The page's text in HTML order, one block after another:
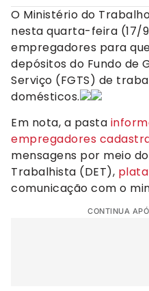
O Ministério do
nesta quarta-feira (17/
empregadores para
depósitos do Fundo de
Serviço (FGTS) de
domésticos.
Em nota, a pasta
empregadores
mensagens por meio
Trabalhista (DET),
comunicação com o
CONTINUA